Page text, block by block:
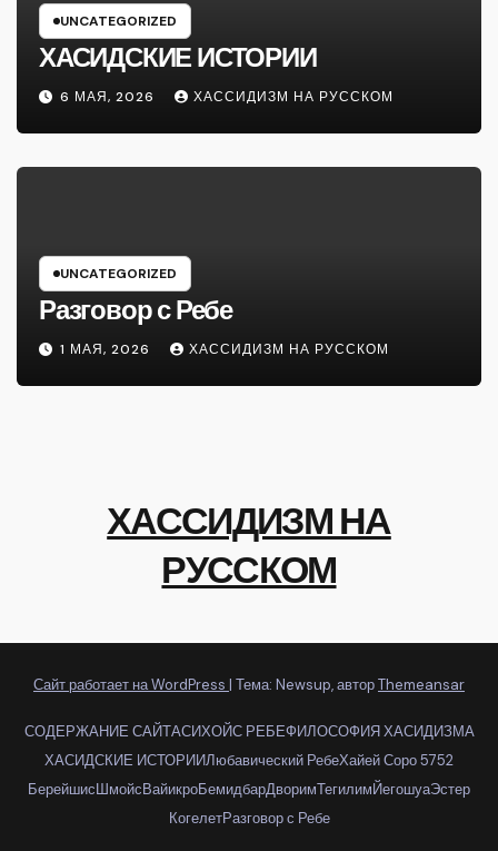
UNCATEGORIZED
ХАСИДСКИЕ ИСТОРИИ
6 МАЯ, 2026 ХАССИДИЗМ НА РУССКОМ
UNCATEGORIZED
Разговор с Ребе
1 МАЯ, 2026 ХАССИДИЗМ НА РУССКОМ
ХАССИДИЗМ НА
РУССКОМ
Сайт работает на WordPress | Тема: Newsup, авторThemeansar
СОДЕРЖАНИЕ САЙТАСИХОЙС РЕБЕФИЛОСОФИЯ ХАСИДИЗМА
ХАСИДСКИЕ ИСТОРИИЛюбавический РебеХайей Соро 5752
БерейшисШмойсВайикроБемидбарДворимТегилимЙегошуаЭстер
КогелетРазговор с Ребе